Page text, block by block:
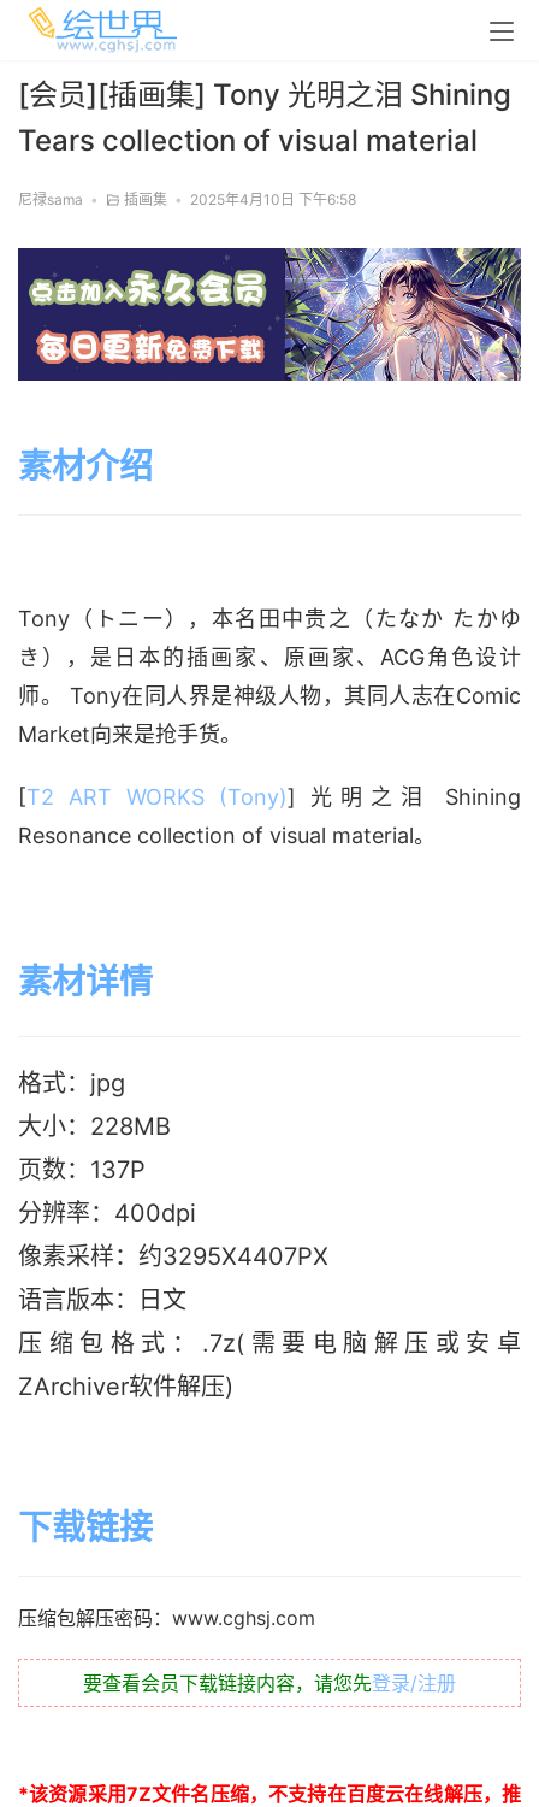
[会员][插画集] Tony 光明之泪 Shining
Tears collection of visual material
尼禄sama • 插画集 • 2025年4月10日 下午6:58
素材介绍
Tony（トニー），本名田中贵之（たなか たかゆ
き），是日本的插画家、原画家、ACG角色设计
师。 Tony在同人界是神级人物，其同人志在Comic
Market向来是抢手货。
[T2 ART WORKS (Tony)] 光明之泪 Shining
Resonance collection of visual material。
素材详情
格式：jpg
大小：228MB
页数：137P
分辨率：400dpi
像素采样：约3295X4407PX
语言版本：日文
压缩包格式：.7z(需要电脑解压或安卓
ZArchiver软件解压)
下载链接
压缩包解压密码：www.cghsj.com
要查看会员下载链接内容，请您先登录/注册
*该资源采用7Z文件名压缩，不支持在百度云在线解压，推